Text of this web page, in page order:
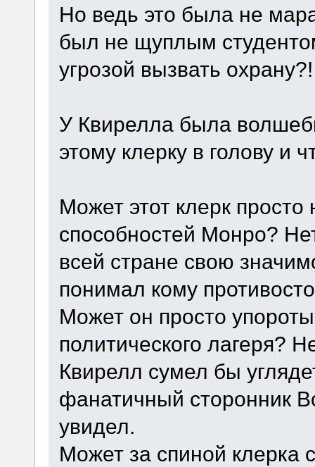
Но ведь это была не
был не щуплым
угрозой вызвать охрану?!
У Квирелла была
этому клерку в голову и
Может этот клерк
способностей Монро?
всей стране свою
понимал кому
Может он просто
политического лагеря?
Квирелл сумел бы
фанатичный сторонник
увидел.
Может за спиной клерка